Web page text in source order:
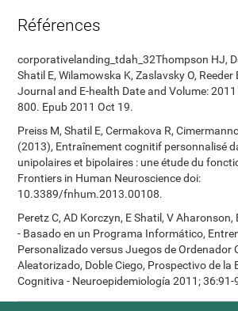
Références
corporativelanding_tdah_32Thompson HJ,
Shatil E, Wilamowska K, Zaslavsky O, Reeder
Journal and E-health Date and Volume:
800. Epub 2011 Oct 19.
Preiss M, Shatil E, Cermakova R,
(2013), Entraînement cognitif personnalisé
unipolaires et bipolaires : une étude du
Frontiers in Human Neuroscience doi:
10.3389/fnhum.2013.00108.
Peretz C, AD Korczyn, E Shatil, V Aharonson,
- Basado en un Programa Informático,
Personalizado versus Juegos de Ordenador
Aleatorizado, Doble Ciego, Prospectivo de la
Cognitiva - Neuroepidemiología 2011; 36:91-